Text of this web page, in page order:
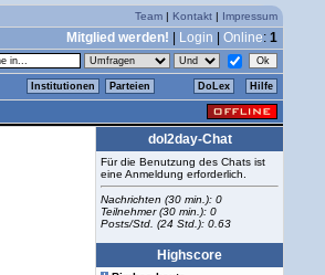
Team | Kontakt | Impressum
Mitglied werden! Login Online: 1
Institutionen Parteien DoLex Hilfe
dol2day-Chat
Für die Benutzung des Chats ist
eine Anmeldung erforderlich.
Nachrichten (30 min.): 0
Teilnehmer (30 min.): 0
Posts/Std. (24 Std.): 0.63
Highscore